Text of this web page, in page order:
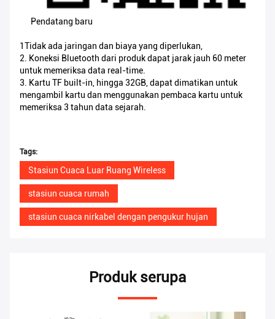
Pendatang baru
1Tidak ada jaringan dan biaya yang diperlukan,
2. Koneksi Bluetooth dari produk dapat jarak jauh 60 meter
untuk memeriksa data real-time.
3. Kartu TF built-in, hingga 32GB, dapat dimatikan untuk
mengambil kartu dan menggunakan pembaca kartu untuk
memeriksa 3 tahun data sejarah.
Tags:
Stasiun Cuaca Luar Ruang Wireless
stasiun cuaca rumah
stasiun cuaca nirkabel dengan pengukur hujan
Produk serupa